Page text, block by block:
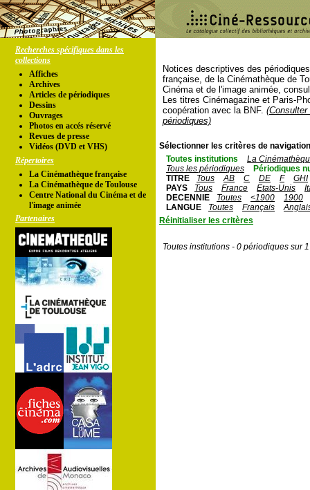
Recherches spécifiques dans les
collections
Affiches
Archives
Articles de périodiques
Dessins
Ouvrages
Photos en accés réservé
Revues de presse
Vidéos (DVD et VHS)
Répertoires
La Cinémathèque française
La Cinémathèque de Toulouse
Centre National du Cinéma et de
l'image animée
Partenaires
Notices descriptives des
française, de la Cinémathèque de
Cinéma et de l'image animée,
Les titres Cinémagazine et Paris-
coopération avec la BNF.
périodiques)
Sélectionner les critères de
Toutes institutions
La
Tous les périodiques
Périodiques
TITRE
Tous AB C DE F
GHI
PAYS
Tous France Etats-Unis
DECENNIE
Toutes <1900
1900
LANGUE
Toutes Français
Réinitialiser les critères
Toutes institutions - 0 périodiques sur